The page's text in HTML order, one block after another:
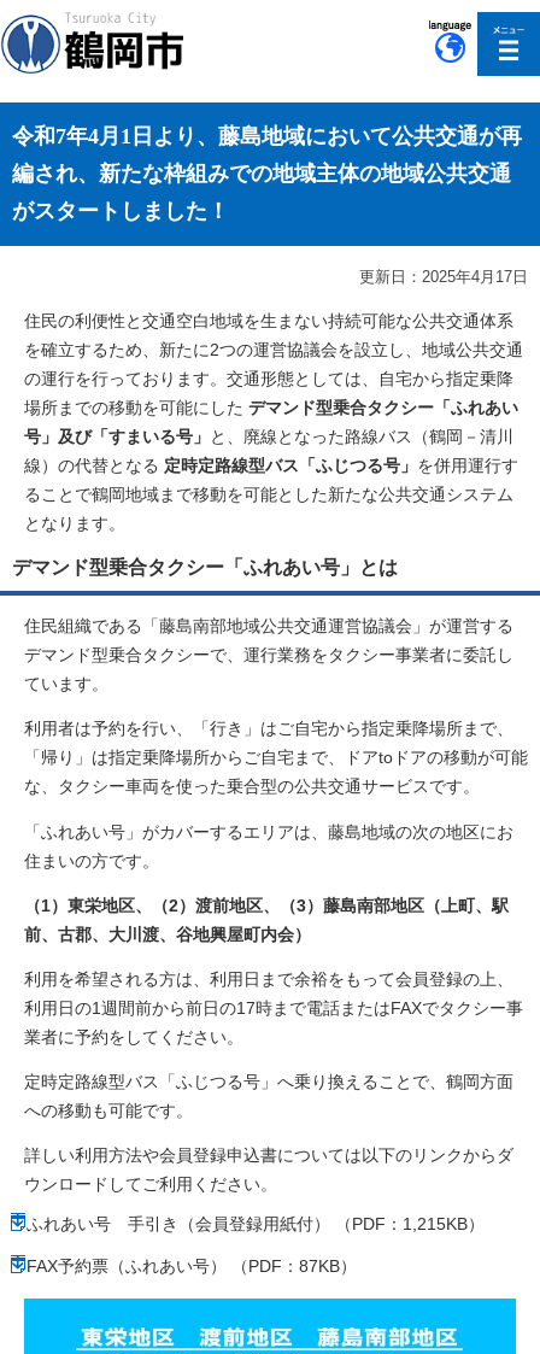
令和7年4月1日より、藤島地域において公共交通が再
編され、新たな枠組みでの地域主体の地域公共交通
がスタートしました！
更新日：2025年4月17日
住民の利便性と交通空白地域を生まない持続可能な公共交通体系
を確立するため、新たに2つの運営協議会を設立し、地域公共交通
の運行を行っております。交通形態としては、自宅から指定乗降
場所までの移動を可能にした デマンド型乗合タクシー「ふれあい
号」及び「すまいる号」 と、廃線となった路線バス（鶴岡－清川
線）の代替となる 定時定路線型バス「ふじつる号」 を併用運行す
ることで鶴岡地域まで移動を可能とした新たな公共交通システム
となります。
デマンド型乗合タクシー「ふれあい号」とは
住民組織である「藤島南部地域公共交通運営協議会」が運営する
デマンド型乗合タクシーで、運行業務をタクシー事業者に委託し
ています。
利用者は予約を行い、「行き」はご自宅から指定乗降場所まで、
「帰り」は指定乗降場所からご自宅まで、ドアtoドアの移動が可能
な、タクシー車両を使った乗合型の公共交通サービスです。
「ふれあい号」がカバーするエリアは、藤島地域の次の地区にお
住まいの方です。
（1）東栄地区、（2）渡前地区、（3）藤島南部地区（上町、駅
前、古郡、大川渡、谷地興屋町内会）
利用を希望される方は、利用日まで余裕をもって会員登録の上、
利用日の1週間前から前日の17時まで電話またはFAXでタクシー事
業者に予約をしてください。
定時定路線型バス「ふじつる号」へ乗り換えることで、鶴岡方面
への移動も可能です。
詳しい利用方法や会員登録申込書については以下のリンクからダ
ウンロードしてご利用ください。
ふれあい号 手引き（会員登録用紙付） （PDF：1,215KB）
FAX予約票（ふれあい号） （PDF：87KB）